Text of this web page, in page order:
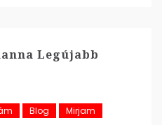
Legújabb
Blog Mirjam